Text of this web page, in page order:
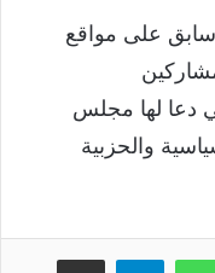
على مواقع
دعا لها مجلس
والحزبية
واتسابتيلقرام مشاركة عبر البريد